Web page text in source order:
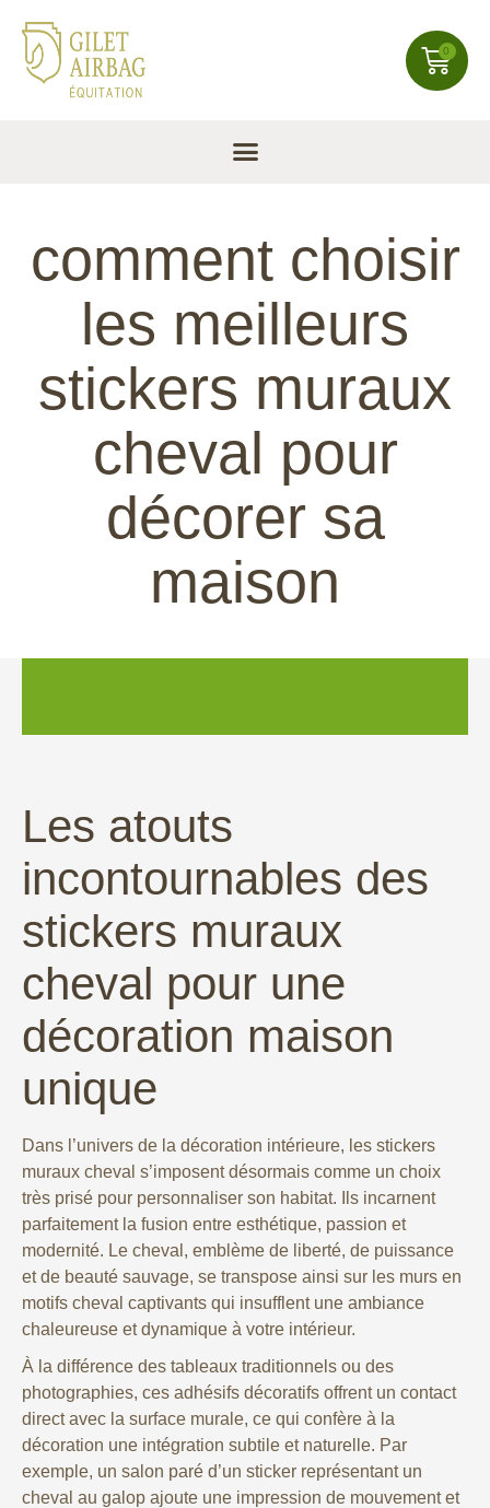
0
comment choisir
les meilleurs
stickers muraux
cheval pour
décorer sa
maison
Les atouts
incontournables des
stickers muraux
cheval pour une
décoration maison
unique
Dans l’univers de la décoration intérieure, les stickers
muraux cheval s’imposent désormais comme un choix
très prisé pour personnaliser son habitat. Ils incarnent
parfaitement la fusion entre esthétique, passion et
modernité. Le cheval, emblème de liberté, de puissance
et de beauté sauvage, se transpose ainsi sur les murs en
motifs cheval captivants qui insufflent une ambiance
chaleureuse et dynamique à votre intérieur.
À la différence des tableaux traditionnels ou des
photographies, ces adhésifs décoratifs offrent un contact
direct avec la surface murale, ce qui confère à la
décoration une intégration subtile et naturelle. Par
exemple, un salon paré d’un sticker représentant un
cheval au galop ajoute une impression de mouvement et